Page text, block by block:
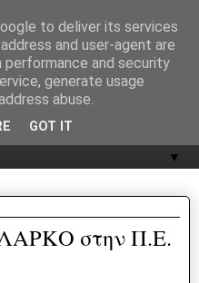
▼
ΛΑΡΚΟ στην Π.Ε.
to deliver its services
and user-agent are
performance and security
generate usage
abuse.
GOT IT